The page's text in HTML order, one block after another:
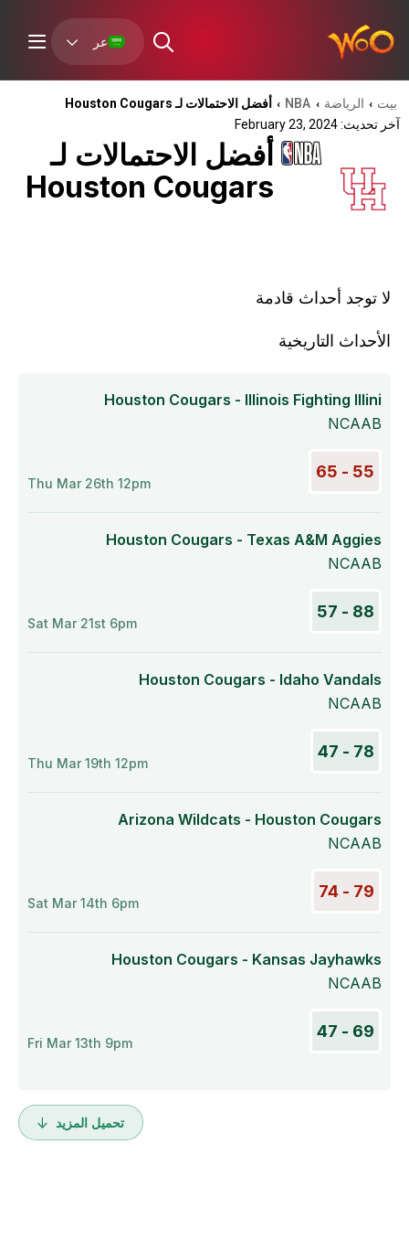
عر
بيت › الرياضة ›
NBA
› أفضل الاحتمالات لـ Houston Cougars
آخر تحديث: February 23, 2024
أفضل الاحتمالات لـ
Houston Cougars
لا توجد أحداث قادمة
الأحداث التاريخية
Houston Cougars - Illinois Fighting Illini
NCAAB
55 - 65
Thu Mar 26th 12pm
Houston Cougars - Texas A&M Aggies
NCAAB
88 - 57
Sat Mar 21st 6pm
Houston Cougars - Idaho Vandals
NCAAB
78 - 47
Thu Mar 19th 12pm
Arizona Wildcats - Houston Cougars
NCAAB
79 - 74
Sat Mar 14th 6pm
Houston Cougars - Kansas Jayhawks
NCAAB
69 - 47
Fri Mar 13th 9pm
تحميل المزيد